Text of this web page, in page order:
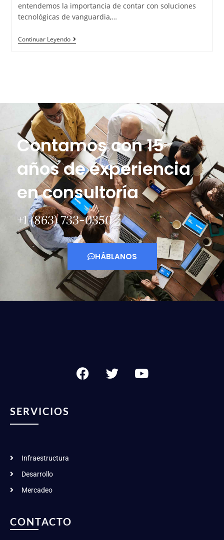
entendemos la importancia de contar con soluciones
tecnológicas de vanguardia,…
Continuar Leyendo
Contamos con 15
años de experiencia
en consultoría
+1 (863) 733-0350
HÁBLANOS
SERVICIOS
Infraestructura
Desarrollo
Mercadeo
CONTACTO